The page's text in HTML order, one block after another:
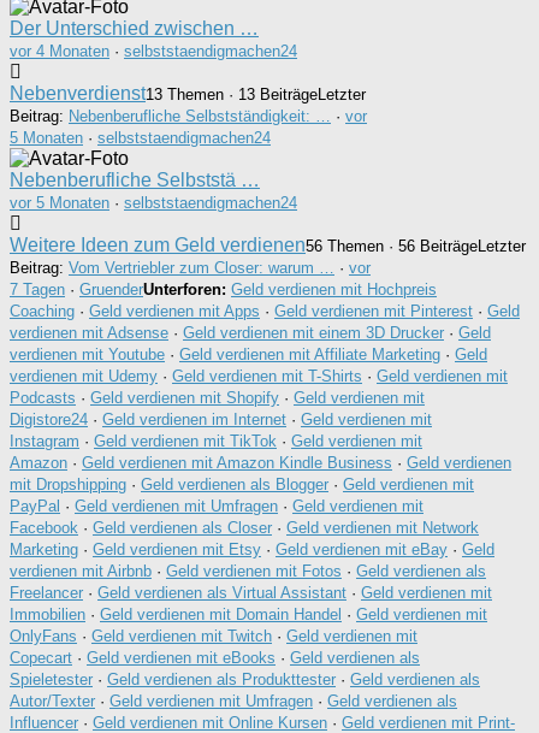
Der Unterschied zwischen …
vor 4 Monaten · selbststaendigmachen24
Nebenverdienst13 Themen · 13 BeiträgeLetzter
Beitrag: Nebenberufliche Selbstständigkeit: … · vor
5 Monaten · selbststaendigmachen24
Nebenberufliche Selbststä …
vor 5 Monaten · selbststaendigmachen24
Weitere Ideen zum Geld verdienen56 Themen · 56 BeiträgeLetzter
Beitrag: Vom Vertriebler zum Closer: warum … · vor
7 Tagen · GruenderUnterforen: Geld verdienen mit Hochpreis
Coaching · Geld verdienen mit Apps · Geld verdienen mit Pinterest · Geld
verdienen mit Adsense · Geld verdienen mit einem 3D Drucker · Geld
verdienen mit Youtube · Geld verdienen mit Affiliate Marketing · Geld
verdienen mit Udemy · Geld verdienen mit T-Shirts · Geld verdienen mit
Podcasts · Geld verdienen mit Shopify · Geld verdienen mit
Digistore24 · Geld verdienen im Internet · Geld verdienen mit
Instagram · Geld verdienen mit TikTok · Geld verdienen mit
Amazon · Geld verdienen mit Amazon Kindle Business · Geld verdienen
mit Dropshipping · Geld verdienen als Blogger · Geld verdienen mit
PayPal · Geld verdienen mit Umfragen · Geld verdienen mit
Facebook · Geld verdienen als Closer · Geld verdienen mit Network
Marketing · Geld verdienen mit Etsy · Geld verdienen mit eBay · Geld
verdienen mit Airbnb · Geld verdienen mit Fotos · Geld verdienen als
Freelancer · Geld verdienen als Virtual Assistant · Geld verdienen mit
Immobilien · Geld verdienen mit Domain Handel · Geld verdienen mit
OnlyFans · Geld verdienen mit Twitch · Geld verdienen mit
Copecart · Geld verdienen mit eBooks · Geld verdienen als
Spieletester · Geld verdienen als Produkttester · Geld verdienen als
Autor/Texter · Geld verdienen mit Umfragen · Geld verdienen als
Influencer · Geld verdienen mit Online Kursen · Geld verdienen mit Print-